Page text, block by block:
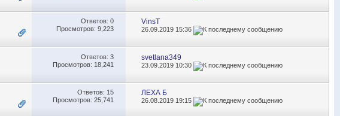
Ответов: 0
Просмотров: 9,223
VinsT
26.09.2019 15:36
Ответов: 3
Просмотров: 18,241
svetlana349
23.09.2019 10:30
Ответов: 15
Просмотров: 25,741
ЛЕХА Б
26.08.2019 19:15